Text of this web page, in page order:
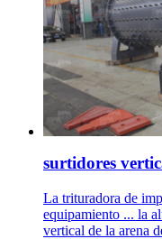
surtidores
La trituradora de
equipamiento ... la
vertical de la arena